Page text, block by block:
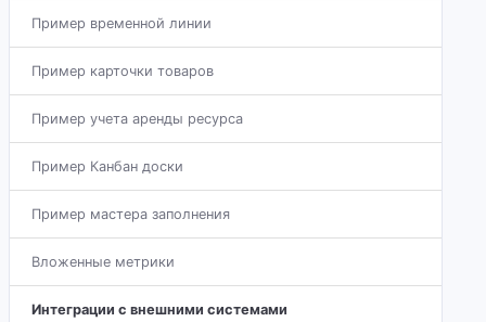
Пример временной линии
Пример карточки товаров
Пример учета аренды ресурса
Пример Канбан доски
Пример мастера заполнения
Вложенные метрики
Интеграции с внешними системами